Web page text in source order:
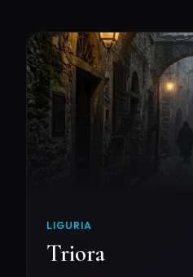
LIGURIA
Triora